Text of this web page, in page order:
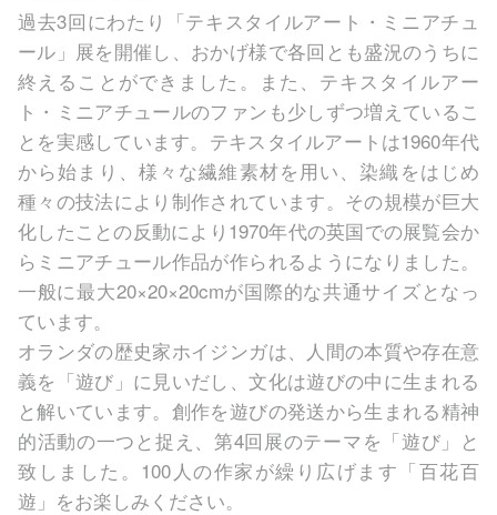
過去3回にわたり「テキスタイルアート・ミニアチュ
ール」展を開催し、おかげ様で各回とも盛況のうちに
終えることができました。また、テキスタイルアー
ト・ミニアチュールのファンも少しずつ増えているこ
とを実感しています。テキスタイルアートは1960年代
から始まり、様々な繊維素材を用い、染織をはじめ
種々の技法により制作されています。その規模が巨大
化したことの反動により1970年代の英国での展覧会か
らミニアチュール作品が作られるようになりました。
一般に最大20×20×20cmが国際的な共通サイズとなっ
ています。
オランダの歴史家ホイジンガは、人間の本質や存在意
義を「遊び」に見いだし、文化は遊びの中に生まれる
と解いています。創作を遊びの発送から生まれる精神
的活動の一つと捉え、第4回展のテーマを「遊び」と
致しました。100人の作家が繰り広げます「百花百
遊」をお楽しみください。